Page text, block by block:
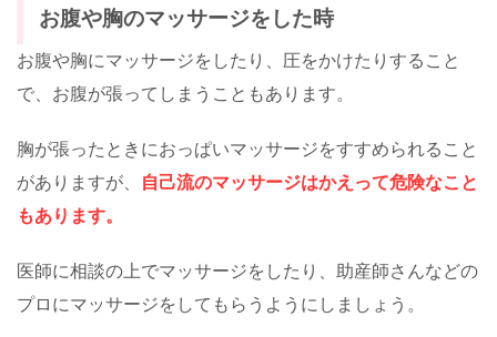
お腹や胸のマッサージをした時
お腹や胸にマッサージをしたり、圧をかけたりすること
で、お腹が張ってしまうこともあります。
胸が張ったときにおっぱいマッサージをすすめられること
がありますが、
自己流のマッサージはかえって危険なこと
もあります。
医師に相談の上でマッサージをしたり、助産師さんなどの
プロにマッサージをしてもらうようにしましょう。